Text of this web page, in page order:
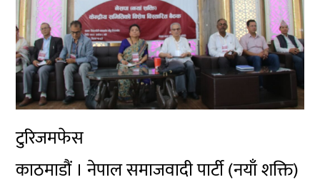
टुरिजमफेस
काठमाडौं । नेपाल समाजवादी पार्टी (नयाँ शक्ति)